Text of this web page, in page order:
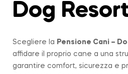
Dog Resort
Scegliere la Pensione Cani –
affidare il proprio cane a una
garantire comfort, sicurezza e